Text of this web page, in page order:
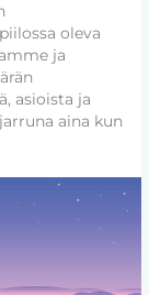
oleva
ja
asioista ja
aina kun